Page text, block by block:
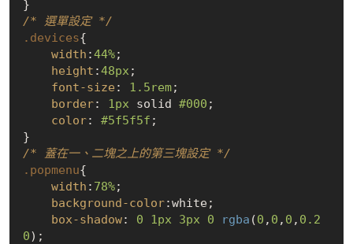
/* 選單設定 */
.devices{
width :44%;
height :48px ;
font-size : 1.5rem;
border: 1px solid #000 ;
color: #5f5f5f ;
/* 蓋在一、二塊之上的第三塊設定 */
.popmenu{
width : 78%;
background-color:white;
box-shadow: 0 1px 3px 0 rgba (0 , 0 , 0 , 0.2
0);